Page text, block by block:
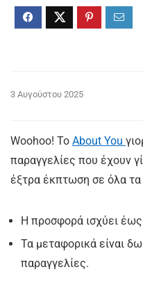
3 Αυγούστου 2025
Woohoo! Το About You
παραγγελίες που έχουν
έξτρα έκπτωση σε όλα τα
Η προσφορά ισχύει
Τα μεταφορικά είναι
παραγγελίες.